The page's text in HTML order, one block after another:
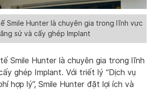
Smile Hunter là chuyên gia trong lĩnh vực
sứ và cấy ghép Implant
Smile Hunter là chuyên gia trong lĩnh
ghép Implant. Với triết lý “Dịch vụ
hợp lý”, Smile Hunter đặt lợi ích và